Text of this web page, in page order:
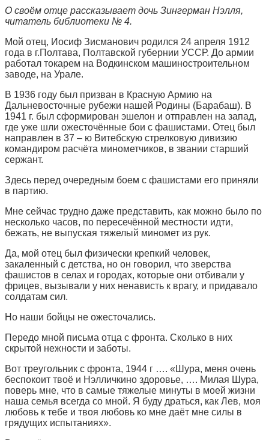
О своём отце рассказывает дочь Зингерман Нэлля,
читатель библиотеки № 4.
Мой отец, Иосиф Зисманович родился 24 апреля 1912
года в г.Полтава, Полтавской губернии УССР. До армии
работал токарем на Водкинском машиностроительном
заводе, на Урале.
В 1936 году был призван в Красную Армию на
Дальневосточные рубежи нашей Родины (Барабаш). В
1941 г. был сформирован эшелон и отправлен на запад,
где уже шли ожесточённые бои с фашистами. Отец был
направлен в 37 – ю Витебскую стрелковую дивизию
командиром расчёта минометчиков, в звании старший
сержант.
Здесь перед очередным боем с фашистами его приняли
в партию.
Мне сейчас трудно даже представить, как можно было по
несколько часов, по пересечённой местности идти,
бежать, не выпуская тяжелый миномет из рук.
Да, мой отец был физически крепкий человек,
закаленный с детства, но он говорил, что зверства
фашистов в селах и городах, которые они отбивали у
фрицев, вызывали у них ненависть к врагу, и придавало
солдатам сил.
Но наши бойцы не ожесточались.
Передо мной письма отца с фронта. Сколько в них
скрытой нежности и заботы.
Вот треугольник с фронта, 1944 г …. «Шура, меня очень
беспокоит твоё и Нэлличкино здоровье, …. Милая Шура,
поверь мне, что в самые тяжелые минуты в моей жизни
наша семья всегда со мной. Я буду драться, как Лев, моя
любовь к тебе и твоя любовь ко мне даёт мне силы в
грядущих испытаниях».